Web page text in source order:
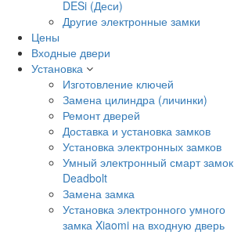
DESi (Деси)
Другие электронные замки
Цены
Входные двери
Установка
Изготовление ключей
Замена цилиндра (личинки)
Ремонт дверей
Доставка и установка замков
Установка электронных замков
Умный электронный смарт замок
Deadbolt
Замена замка
Установка электронного умного
замка Xiaomi на входную дверь